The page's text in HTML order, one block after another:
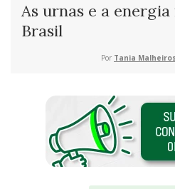
As urnas e a
Brasil
Por Tania Malheiros